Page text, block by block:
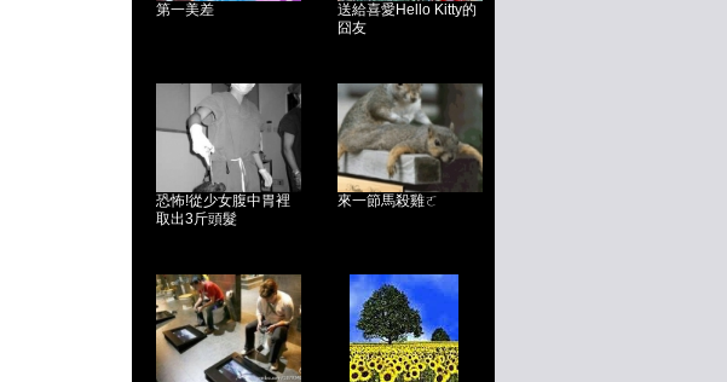
第一美差
送給喜愛Hello Kitty的
囧友
恐怖!從少女腹中胃裡
取出3斤頭髮
來一節馬殺雞ㄛ